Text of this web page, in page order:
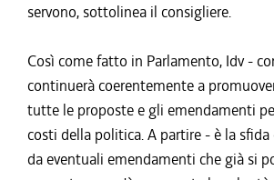
servono, sottolinea il consigliere.
Così come fatto in Parlamento, Idv -
continuerà coerentemente a
tutte le proposte e gli emendamenti
costi della politica. A partire - è la sfida
da eventuali emendamenti che già si